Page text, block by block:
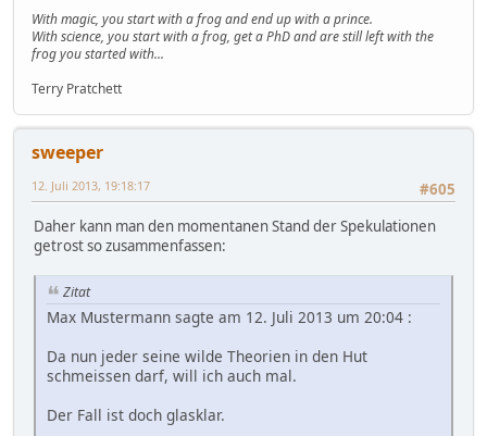
With magic, you start with a frog and end up with a prince.
With science, you start with a frog, get a PhD and are still left with the
frog you started with...
Terry Pratchett
sweeper
#605
12. Juli 2013, 19:18:17
Daher kann man den momentanen Stand der Spekulationen
getrost so zusammenfassen:
Zitat
Max Mustermann sagte am 12. Juli 2013 um 20:04 :
Da nun jeder seine wilde Theorien in den Hut
schmeissen darf, will ich auch mal.
Der Fall ist doch glasklar.